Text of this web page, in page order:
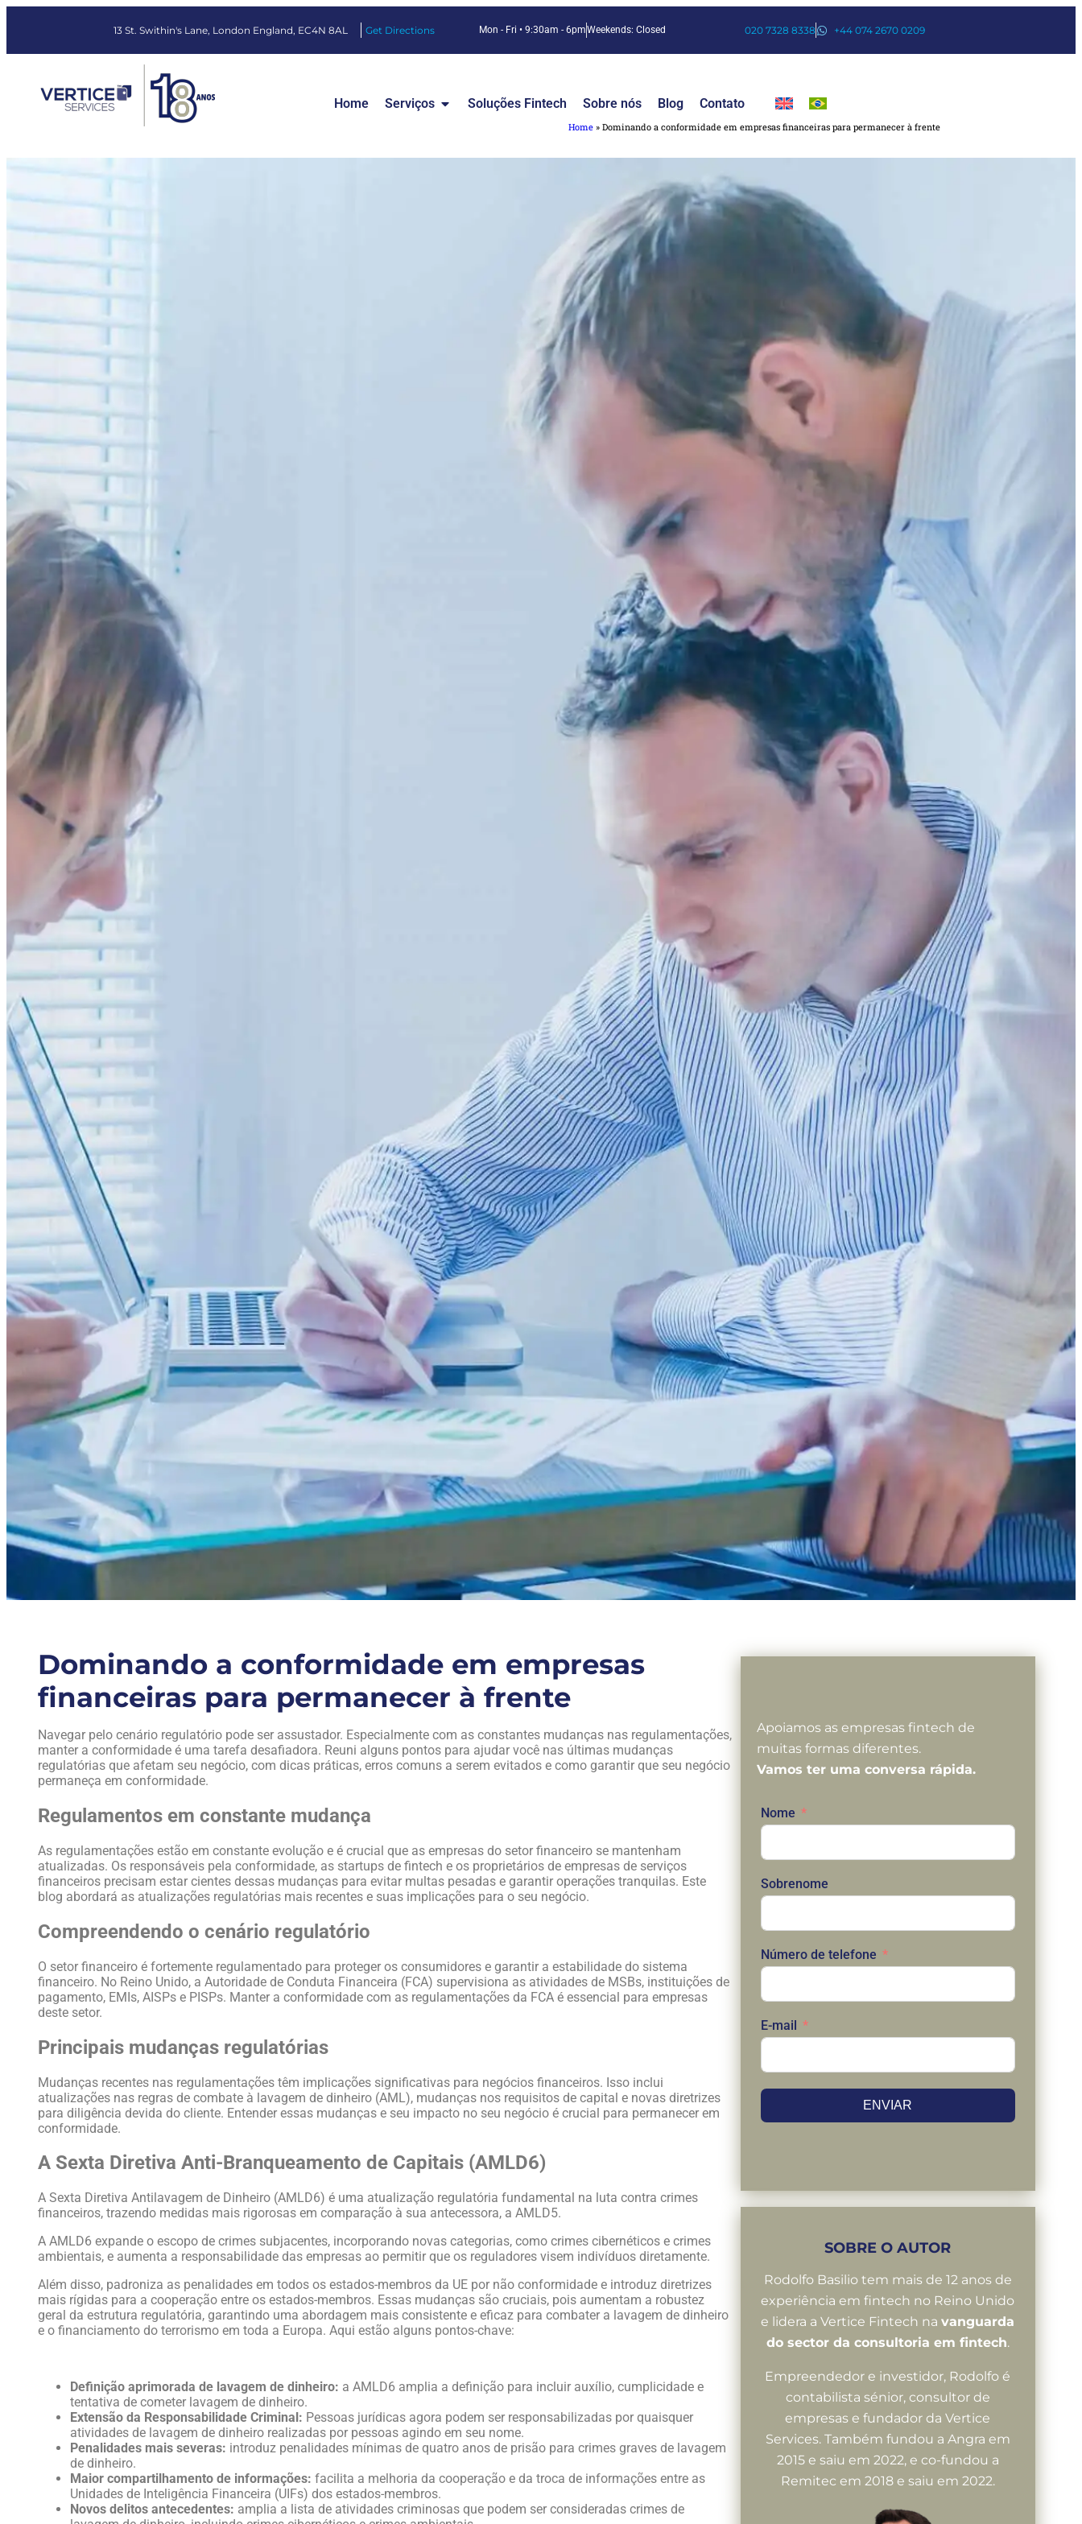
13 St. Swithin's Lane, London England, EC4N 8AL Get Directions Mon - Fri • 9:30am - 6pmWeekends: Closed 020 7328 8338 +44 074 2670 0209
Home Serviços Soluções Fintech Sobre nós Blog Contato
Home »Dominando a conformidade em empresas financeiras para permanecer à frente
Dominando a conformidade em empresas
financeiras para permanecer à frente
Navegar pelo cenário regulatório pode ser assustador. Especialmente com as constantes mudanças nas regulamentações,
manter a conformidade é uma tarefa desafiadora. Reuni alguns pontos para ajudar você nas últimas mudanças
regulatórias que afetam seu negócio, com dicas práticas, erros comuns a serem evitados e como garantir que seu negócio
permaneça em conformidade.
Regulamentos em constante mudança
As regulamentações estão em constante evolução e é crucial que as empresas do setor financeiro se mantenham
atualizadas. Os responsáveis ​​pela conformidade, as startups de fintech e os proprietários de empresas de serviços
financeiros precisam estar cientes dessas mudanças para evitar multas pesadas e garantir operações tranquilas. Este
blog abordará as atualizações regulatórias mais recentes e suas implicações para o seu negócio.
Compreendendo o cenário regulatório
O setor financeiro é fortemente regulamentado para proteger os consumidores e garantir a estabilidade do sistema
financeiro. No Reino Unido, a Autoridade de Conduta Financeira (FCA) supervisiona as atividades de MSBs, instituições de
pagamento, EMIs, AISPs e PISPs. Manter a conformidade com as regulamentações da FCA é essencial para empresas
deste setor.
Principais mudanças regulatórias
Mudanças recentes nas regulamentações têm implicações significativas para negócios financeiros. Isso inclui
atualizações nas regras de combate à lavagem de dinheiro (AML), mudanças nos requisitos de capital e novas diretrizes
para diligência devida do cliente. Entender essas mudanças e seu impacto no seu negócio é crucial para permanecer em
conformidade.
A Sexta Diretiva Anti-Branqueamento de Capitais (AMLD6)
A Sexta Diretiva Antilavagem de Dinheiro (AMLD6) é uma atualização regulatória fundamental na luta contra crimes
financeiros, trazendo medidas mais rigorosas em comparação à sua antecessora, a AMLD5.
A AMLD6 expande o escopo de crimes subjacentes, incorporando novas categorias, como crimes cibernéticos e crimes
ambientais, e aumenta a responsabilidade das empresas ao permitir que os reguladores visem indivíduos diretamente.
Além disso, padroniza as penalidades em todos os estados-membros da UE por não conformidade e introduz diretrizes
mais rígidas para a cooperação entre os estados-membros. Essas mudanças são cruciais, pois aumentam a robustez
geral da estrutura regulatória, garantindo uma abordagem mais consistente e eficaz para combater a lavagem de dinheiro
e o financiamento do terrorismo em toda a Europa. Aqui estão alguns pontos-chave:
Definição aprimorada de lavagem de dinheiro: a AMLD6 amplia a definição para incluir auxílio, cumplicidade e
tentativa de cometer lavagem de dinheiro.
Extensão da Responsabilidade Criminal: Pessoas jurídicas agora podem ser responsabilizadas por quaisquer
atividades de lavagem de dinheiro realizadas por pessoas agindo em seu nome.
Penalidades mais severas: introduz penalidades mínimas de quatro anos de prisão para crimes graves de lavagem
de dinheiro.
Maior compartilhamento de informações: facilita a melhoria da cooperação e da troca de informações entre as
Unidades de Inteligência Financeira (UIFs) dos estados-membros.
Novos delitos antecedentes: amplia a lista de atividades criminosas que podem ser consideradas crimes de
Apoiamos as empresas fintech de
muitas formas diferentes.
Vamos ter uma conversa rápida.
Nome
Sobrenome
Número de telefone
E-mail
ENVIAR
SOBRE O AUTOR
Rodolfo Basilio tem mais de 12 anos de
experiência em fintech no Reino Unido
e lidera a Vertice Fintech navanguarda
do sector da consultoria em fintech.
Empreendedor e investidor, Rodolfo é
contabilista sénior, consultor de
empresas e fundador da Vertice
Services. Também fundou a Angra em
2015 e saiu em 2022, e co-fundou a
Remitec em 2018 e saiu em 2022.